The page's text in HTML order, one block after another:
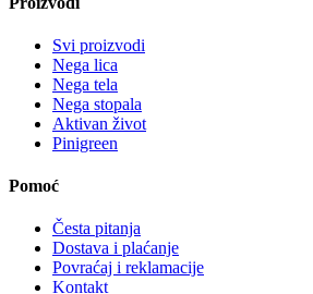
Svi proizvodi
Nega lica
Nega tela
Nega stopala
Aktivan život
Pinigreen
Pomoć
Česta pitanja
Dostava i plaćanje
Povraćaj i reklamacije
Kontakt